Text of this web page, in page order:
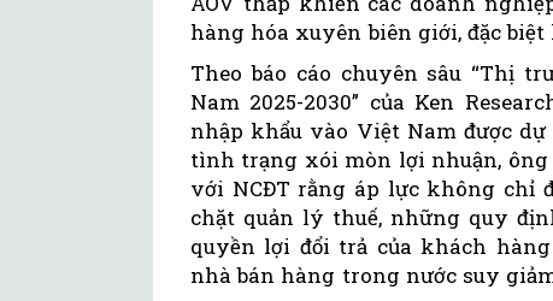
hàng hóa xuyên biên giới, đặc
Theo báo cáo chuyên sâu “Thị
Nam 2025-2030” của Ken
nhập khẩu vào Việt Nam được dự
tình trạng xói mòn lợi nhuận, ông
với NCĐT rằng áp lực không chỉ
chặt quản lý thuế, những quy
quyền lợi đổi trả của khách
nhà bán hàng trong nước suy